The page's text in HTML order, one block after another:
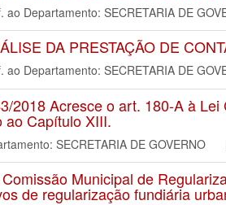
Departamento: SECRETARIA DE
DA PRESTAÇÃO DE
Departamento: SECRETARIA DE
2018 Acresce o art. 180-A à
ao Capítulo XIII.
SECRETARIA DE
Municipal de
de regularização fundiária